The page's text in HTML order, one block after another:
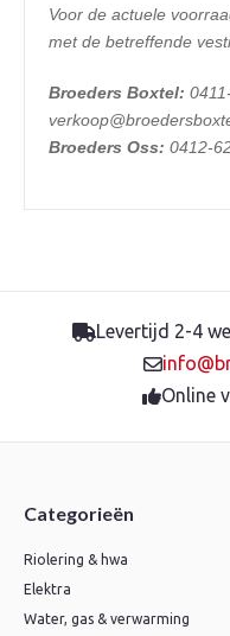
Voor de actuele
met de betreffende
Broeders Boxtel:
Broeders Oss: 0412-
Levertijd 2-4
Online
Categorieën
Riolering & hwa
Elektra
Water, gas & verwarming